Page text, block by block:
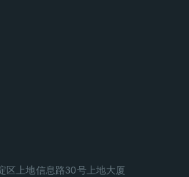
区上地信息路30号上地大厦